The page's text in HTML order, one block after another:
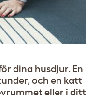
dina husdjur. En
och en katt
eller i ditt